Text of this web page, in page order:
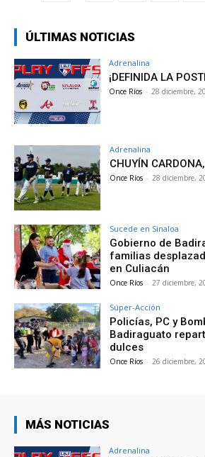
ÚLTIMAS NOTICIAS
Adrenalina
¡DEFINIDA LA
Once Ríos - 28 diciembre,
Adrenalina
CHUYÍN
Once Ríos - 28 diciembre,
Sucede en Sinaloa
Gobierno de
familias
en Culiacán
Once Ríos - 27 diciembre,
Súper-Acción
Policías, PC y
Badiraguato
dulces
Once Ríos - 26 diciembre,
MÁS NOTICIAS
Adrenalina